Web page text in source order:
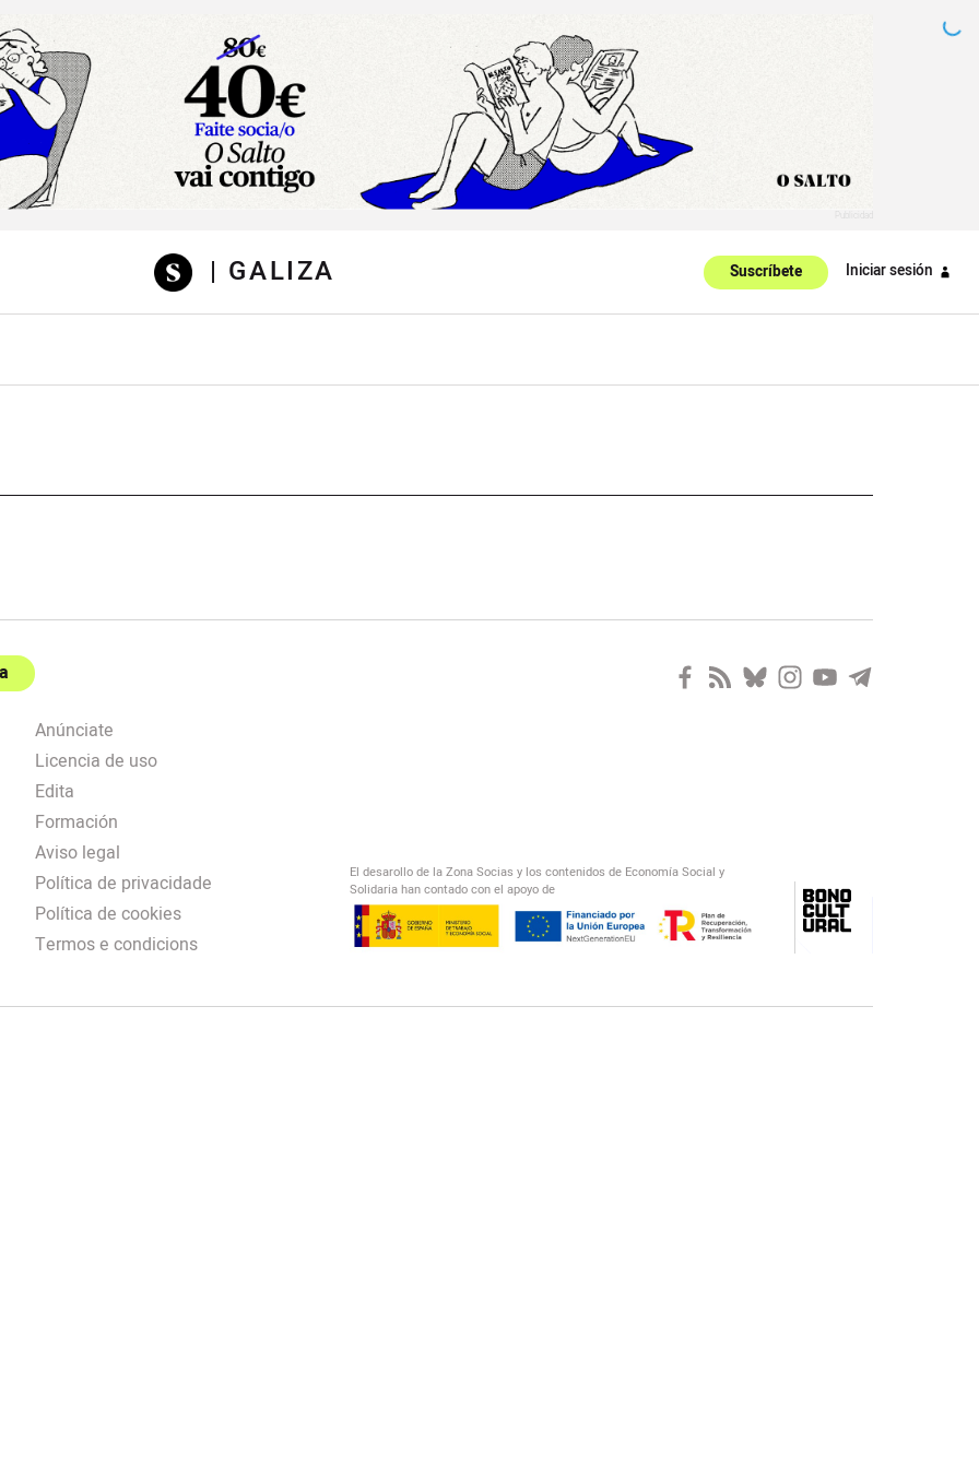
| GALIZA Suscríbete Iniciar sesión
Anúnciate
Licencia de uso
Edita
Formación
Aviso legal
Política de privacidade
Política de cookies
Termos e condicions
El desarollo de la Zona Socias y los contenidos de Economía Social y
Solidaria han contado con el apoyo de